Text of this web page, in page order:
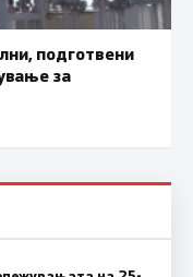
подготвени
за